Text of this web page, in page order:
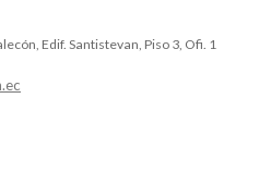
Edif. Santistevan, Piso 3, Ofi. 1